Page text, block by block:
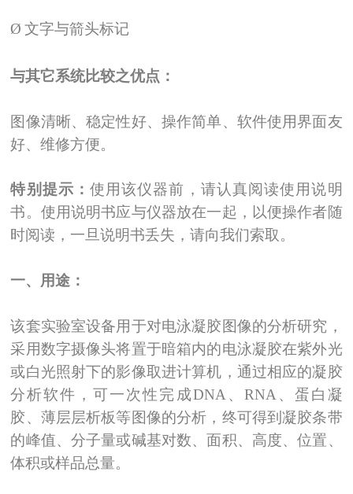
Ø 文字与箭头标记
与其它系统比较之优点：
图像清晰、稳定性好、操作简单、软件使用界面友
好、维修方便。
特别提示： 使用该仪器前，请认真阅读使用说明
书。使用说明书应与仪器放在一起，以便操作者随
时阅读，一旦说明书丢失，请向我们索取。
一、用途：
该套实验室设备用于对电泳凝胶图像的分析研究，
采用数字摄像头将置于暗箱内的电泳凝胶在紫外光
或白光照射下的影像取进计算机，通过相应的凝胶
分析软件，可一次性完成DNA、RNA、蛋白凝
胶、薄层层析板等图像的分析，终可得到凝胶条带
的峰值、分子量或碱基对数、面积、高度、位置、
体积或样品总量。